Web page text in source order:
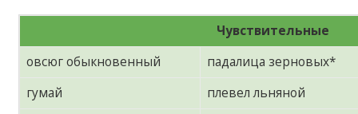
Чувствительные
овсюг обыкновенный
падалица зерновых*
гумай
плевел льняной